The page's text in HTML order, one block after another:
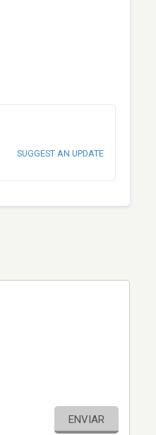
SUGGEST AN UPDATE
ENVIAR